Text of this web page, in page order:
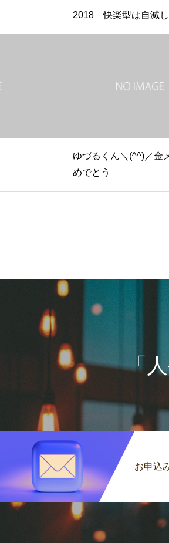
2018 快楽型は自滅
ゆづるくん＼(^^)／金
めでとう
「
お申込